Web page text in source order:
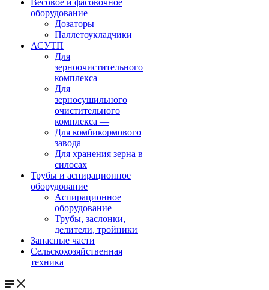
Весовое и фасовочное
оборудование
Дозаторы —
Паллетоукладчики
АСУТП
Для
зерноочистительного
комплекса —
Для
зерносушильного
очистительного
комплекса —
Для комбикормового
завода —
Для хранения зерна в
силосах
Трубы и аспирационное
оборудование
Аспирационное
оборудование —
Трубы, заслонки,
делители, тройники
Запасные части
Сельскохозяйственная
техника